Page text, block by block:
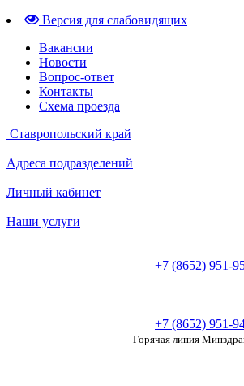
Версия для слабовидящих
Вакансии
Новости
Вопрос-ответ
Контакты
Схема проезда
Ставропольский край
Адреса подразделений
Личный кабинет
Наши услуги
+7 (8652) 951-
+7 (8652) 951-
Горячая линия